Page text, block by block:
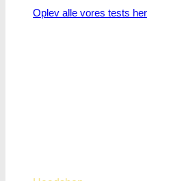
Oplev alle vores tests her